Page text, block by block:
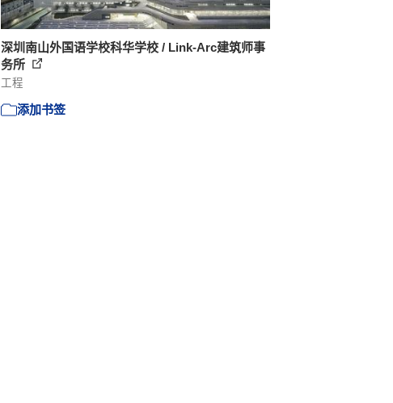
深圳南山外国语学校科华学校 / Link-Arc建筑师事
务所
工程
添加书签